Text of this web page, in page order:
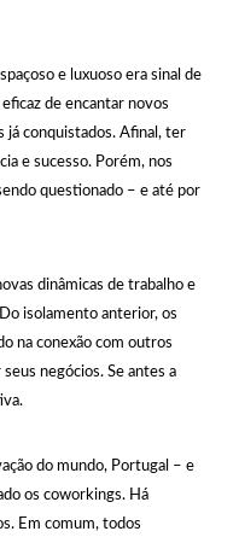
e luxuoso era sinal de
de encantar novos
já conquistados. Afinal, ter
e sucesso. Porém, nos
questionado – e até por
dinâmicas de trabalho e
isolamento anterior, os
na conexão com outros
negócios. Se antes a
do mundo, Portugal – e
os coworkings. Há
Em comum, todos